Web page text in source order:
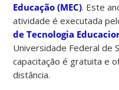
Educação (MEC). Este
atividade é executada
de Tecnologia
Universidade Federal de
capacitação é gratuita e
distância.